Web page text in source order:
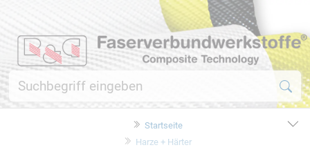
Startseite
Harze + Härter